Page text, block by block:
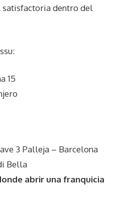
dentro del
:
15
3 Palleja – Barcelona
Bella
abrir una franquicia